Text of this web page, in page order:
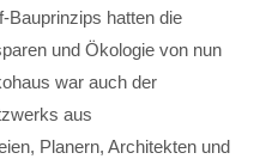
Bauprinzips hatten die
und Ökologie von nun
war auch der
aus
Planern, Architekten und